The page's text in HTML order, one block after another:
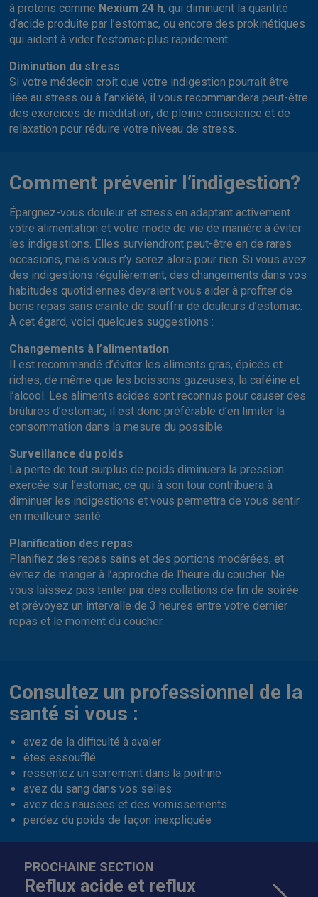
à protons comme Nexium 24 h, qui diminuent la quantité
d’acide produite par l’estomac, ou encore des prokinétiques
qui aident à vider l’estomac plus rapidement.
Diminution du stress
Si votre médecin croit que votre indigestion pourrait être
liée au stress ou à l’anxiété, il vous recommandera peut-être
des exercices de méditation, de pleine conscience et de
relaxation pour réduire votre niveau de stress.
Comment prévenir l’indigestion?
Épargnez-vous douleur et stress en adaptant activement
votre alimentation et votre mode de vie de manière à éviter
les indigestions. Elles surviendront peut-être en de rares
occasions, mais vous n’y serez alors pour rien. Si vous avez
des indigestions régulièrement, des changements dans vos
habitudes quotidiennes devraient vous aider à profiter de
bons repas sans crainte de souffrir de douleurs d’estomac.
À cet égard, voici quelques suggestions :
Changements à l’alimentation
Il est recommandé d’éviter les aliments gras, épicés et
riches, de même que les boissons gazeuses, la caféine et
l’alcool. Les aliments acides sont reconnus pour causer des
brûlures d’estomac; il est donc préférable d’en limiter la
consommation dans la mesure du possible.
Surveillance du poids
La perte de tout surplus de poids diminuera la pression
exercée sur l’estomac, ce qui à son tour contribuera à
diminuer les indigestions et vous permettra de vous sentir
en meilleure santé.
Planification des repas
Planifiez des repas sains et des portions modérées, et
évitez de manger à l’approche de l’heure du coucher. Ne
vous laissez pas tenter par des collations de fin de soirée
et prévoyez un intervalle de 3 heures entre votre dernier
repas et le moment du coucher.
Consultez un professionnel de la
santé si vous :
avez de la difficulté à avaler
êtes essoufflé
ressentez un serrement dans la poitrine
avez du sang dans vos selles
avez des nausées et des vomissements
perdez du poids de façon inexpliquée
PROCHAINE SECTION
Reflux acide et reflux